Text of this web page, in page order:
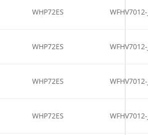
WHP72ES
WHP72ES
WHP72ES
WHP72ES